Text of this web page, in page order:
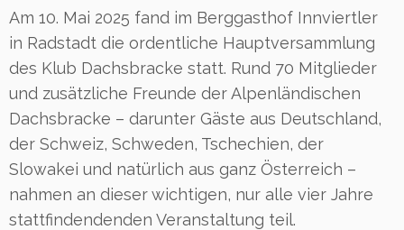
Am 10. Mai 2025 fand im Berggasthof Innviertler
in Radstadt die ordentliche Hauptversammlung
des Klub Dachsbracke statt. Rund 70 Mitglieder
und zusätzliche Freunde der Alpenländischen
Dachsbracke – darunter Gäste aus Deutschland,
der Schweiz, Schweden, Tschechien, der
Slowakei und natürlich aus ganz Österreich –
nahmen an dieser wichtigen, nur alle vier Jahre
stattfindendenden Veranstaltung teil.